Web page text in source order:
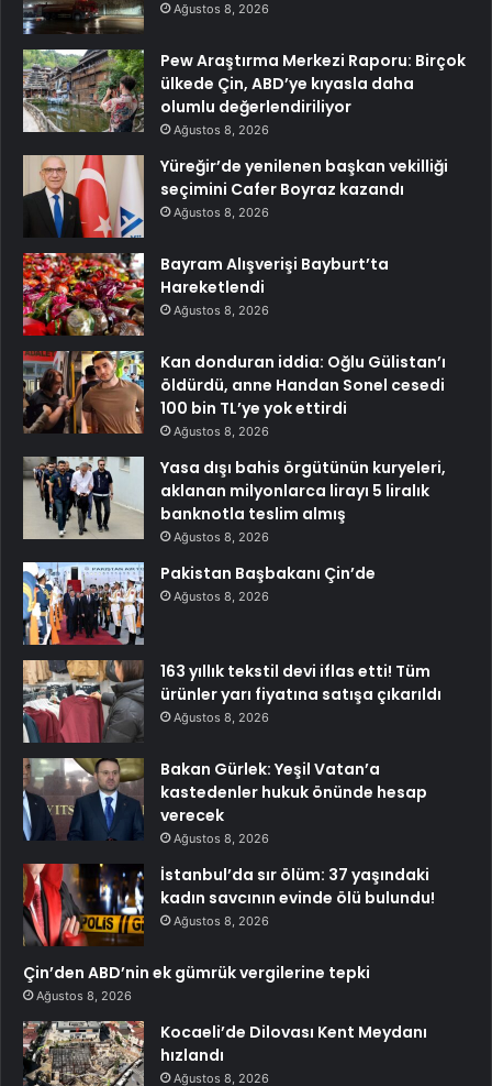
Ağustos 8, 2026
Pew Araştırma Merkezi Raporu: Birçok
ülkede Çin, ABD’ye kıyasla daha
olumlu değerlendiriliyor
Ağustos 8, 2026
Yüreğir’de yenilenen başkan vekilliği
seçimini Cafer Boyraz kazandı
Ağustos 8, 2026
Bayram Alışverişi Bayburt’ta
Hareketlendi
Ağustos 8, 2026
Kan donduran iddia: Oğlu Gülistan’ı
öldürdü, anne Handan Sonel cesedi
100 bin TL’ye yok ettirdi
Ağustos 8, 2026
Yasa dışı bahis örgütünün kuryeleri,
aklanan milyonlarca lirayı 5 liralık
banknotla teslim almış
Ağustos 8, 2026
Pakistan Başbakanı Çin’de
Ağustos 8, 2026
163 yıllık tekstil devi iflas etti! Tüm
ürünler yarı fiyatına satışa çıkarıldı
Ağustos 8, 2026
Bakan Gürlek: Yeşil Vatan’a
kastedenler hukuk önünde hesap
verecek
Ağustos 8, 2026
İstanbul’da sır ölüm: 37 yaşındaki
kadın savcının evinde ölü bulundu!
Ağustos 8, 2026
Çin’den ABD’nin ek gümrük vergilerine tepki
Ağustos 8, 2026
Kocaeli’de Dilovası Kent Meydanı
hızlandı
Ağustos 8, 2026